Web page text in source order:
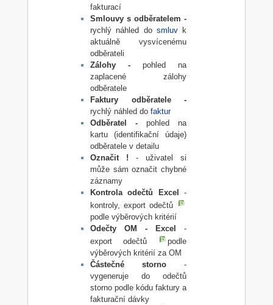
fakturací
Smlouvy s odběratelem -
rychlý náhled do smluvk
aktuálně vysvícenému
odběrateli
Zálohy -pohled na
zaplacené zálohy
odběratele
Faktury odběratele -
rychlý náhled do faktur
Odběratel -pohled na
kartu (identifikační údaje)
odběratele v detailu
Označit ! - uživatel si
může sám označit chybné
záznamy
Kontrola odečtů Excel
-
kontroly, export odečtů
podle výběrových kritérií
Odečty OM - Excel
-
export odečtů
podle
výběrových kritérií za OM
Částečné storno -
vygeneruje do odečtů
storno podle kódu faktury a
fakturační dávky